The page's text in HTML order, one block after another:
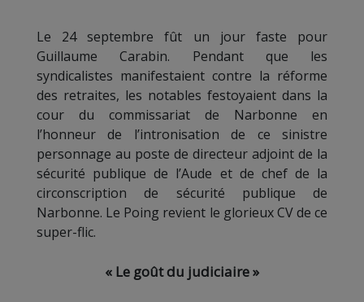
Le 24 septembre fût un jour faste pour
Guillaume Carabin. Pendant que les
syndicalistes manifestaient contre la réforme
des retraites, les notables festoyaient dans la
cour du commissariat de Narbonne en
l’honneur de l’intronisation de ce sinistre
personnage au poste de directeur adjoint de la
sécurité publique de l’Aude et de chef de la
circonscription de sécurité publique de
Narbonne. Le Poing revient le glorieux CV de ce
super-flic.
« Le goût du judiciaire »